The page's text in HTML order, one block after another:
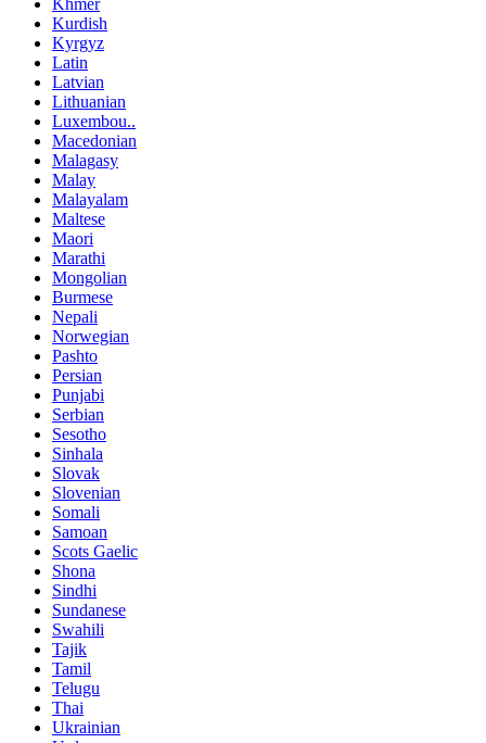
Khmer
Kurdish
Kyrgyz
Latin
Latvian
Lithuanian
Luxembou..
Macedonian
Malagasy
Malay
Malayalam
Maltese
Maori
Marathi
Mongolian
Burmese
Nepali
Norwegian
Pashto
Persian
Punjabi
Serbian
Sesotho
Sinhala
Slovak
Slovenian
Somali
Samoan
Scots Gaelic
Shona
Sindhi
Sundanese
Swahili
Tajik
Tamil
Telugu
Thai
Ukrainian